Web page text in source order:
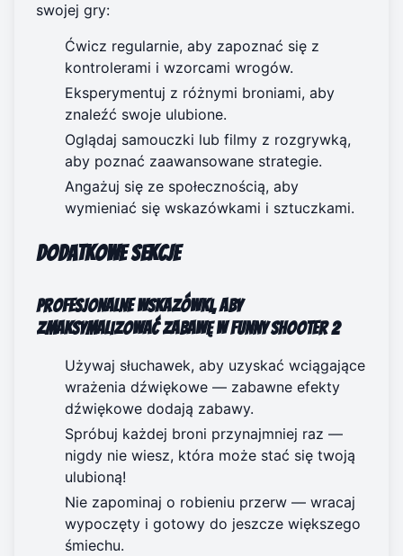
swojej gry:
Ćwicz regularnie, aby zapoznać się z
kontrolerami i wzorcami wrogów.
Eksperymentuj z różnymi broniami, aby
znaleźć swoje ulubione.
Oglądaj samouczki lub filmy z rozgrywką,
aby poznać zaawansowane strategie.
Angażuj się ze społecznością, aby
wymieniać się wskazówkami i sztuczkami.
Dodatkowe sekcje
Profesjonalne wskazówki, aby
zmaksymalizować zabawę w Funny Shooter 2
Używaj słuchawek, aby uzyskać wciągające
wrażenia dźwiękowe — zabawne efekty
dźwiękowe dodają zabawy.
Spróbuj każdej broni przynajmniej raz —
nigdy nie wiesz, która może stać się twoją
ulubioną!
Nie zapominaj o robieniu przerw — wracaj
wypoczęty i gotowy do jeszcze większego
śmiechu.